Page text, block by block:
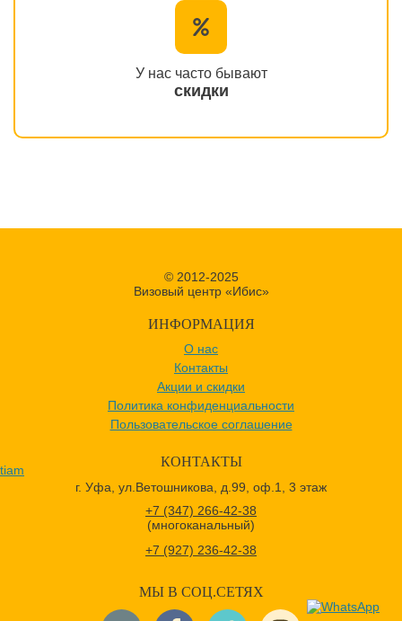
tiam
У нас часто бывают
скидки
© 2012-2025
Визовый центр «Ибис»
ИНФОРМАЦИЯ
О нас
Контакты
Акции и скидки
Политика конфиденциальности
Пользовательское соглашение
КОНТАКТЫ
г. Уфа, ул.Ветошникова, д.99, оф.1, 3 этаж
+7 (347) 266-42-38
(многоканальный)
+7 (927) 236-42-38
МЫ В СОЦ.СЕТЯХ